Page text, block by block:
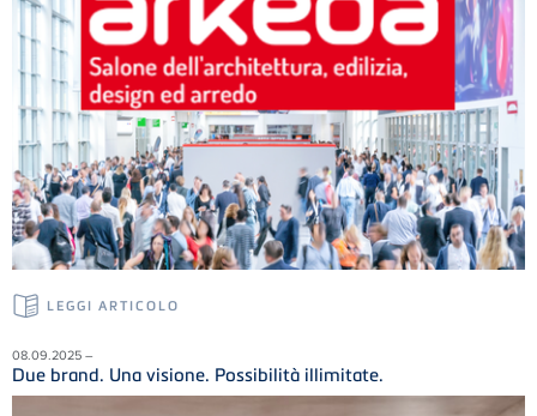
LEGGI ARTICOLO
08.09.2025 –
Due brand. Una visione. Possibilità illimitate.